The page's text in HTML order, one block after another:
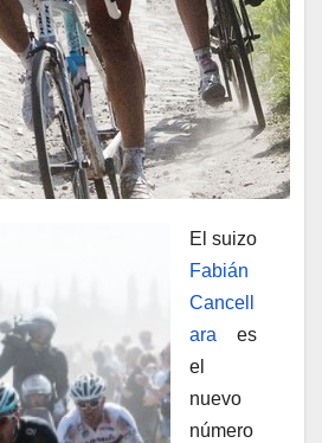
El suizo
Fabián
Cancell
ara es
el
nuevo
número